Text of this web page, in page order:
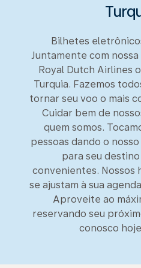
Bilhetes
Juntamente com
Royal Dutch Airlines
Turquia. Fazemos
tornar seu voo o mais
Cuidar bem de
quem somos.
pessoas dando o
para seu
convenientes. Nossos
se ajustam à sua
Aproveite ao
reservando seu
conosco